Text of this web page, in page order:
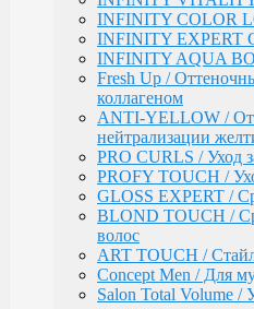
Средства для
Ambient
Крем-
Перманентная
MYPOINT
-
INFINITY COLOR
INFINITY EXPERT
INFINITY AQUA
Fresh Up /
коллагеном
ANTI-YELLOW /
нейтрализации
PRO CURLS / Уход
PROFY TOUCH /
GLOSS EXPERT /
BLOND TOUCH /
волос
ART TOUCH /
Concept Men / Для
Salon Total Volume /